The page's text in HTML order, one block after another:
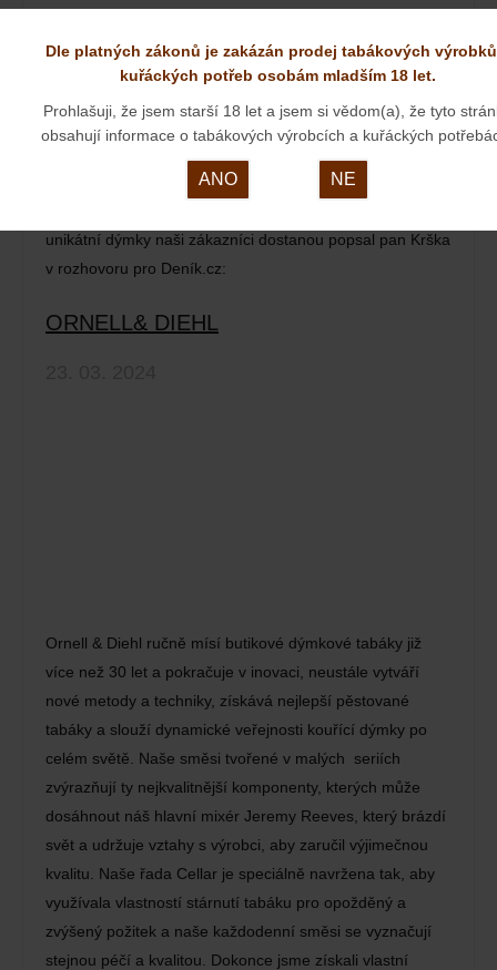
našem internetovém obchodě. Představujeme nové
unikátní dýmky naši zákazníci dostanou popsal pan Krška
v rozhovoru pro Deník.cz:
ORNELL& DIEHL
Ornell & Diehl ručně mísí butikové dýmkové tabáky již
více než 30 let a pokračuje v inovaci, neustále vytváří
nové metody a techniky, získává nejlepší pěstované
tabáky a slouží dynamické veřejnosti kouřící dýmky po
celém světě. Naše směsi tvořené v malých seriích
zvýrazňují ty nejkvalitnější komponenty, kterých může
dosáhnout náš hlavní mixér Jeremy Reeves, který brázdí
svět a udržuje vztahy s výrobci, aby zaručil výjimečnou
kvalitu. Naše řada Cellar je speciálně navržena tak, aby
využívala vlastností stárnutí tabáku pro opožděný a
zvýšený požitek a naše každodenní směsi se vyznačují
stejnou péčí a kvalitou. Dokonce jsme získali vlastní
Dle platných zákonů je zakázán prodej tabákových
kuřáckých potřeb osobám mladším 18 let.
Prohlašuji, že jsem starší 18 let a jsem si vědom(a), že tyto
obsahují informace o tabákových výrobcích a kuřáckých
ANO NE